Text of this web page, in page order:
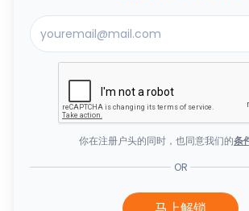
你在注册户头的同时，也同意我们的条
OR